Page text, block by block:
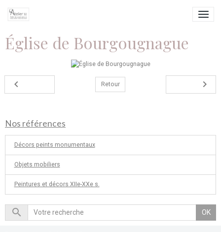
Église de Bourgougnague
Retour
Nos références
Décors peints monumentaux
Objets mobiliers
Peintures et décors XIIe-XXe s.
OK